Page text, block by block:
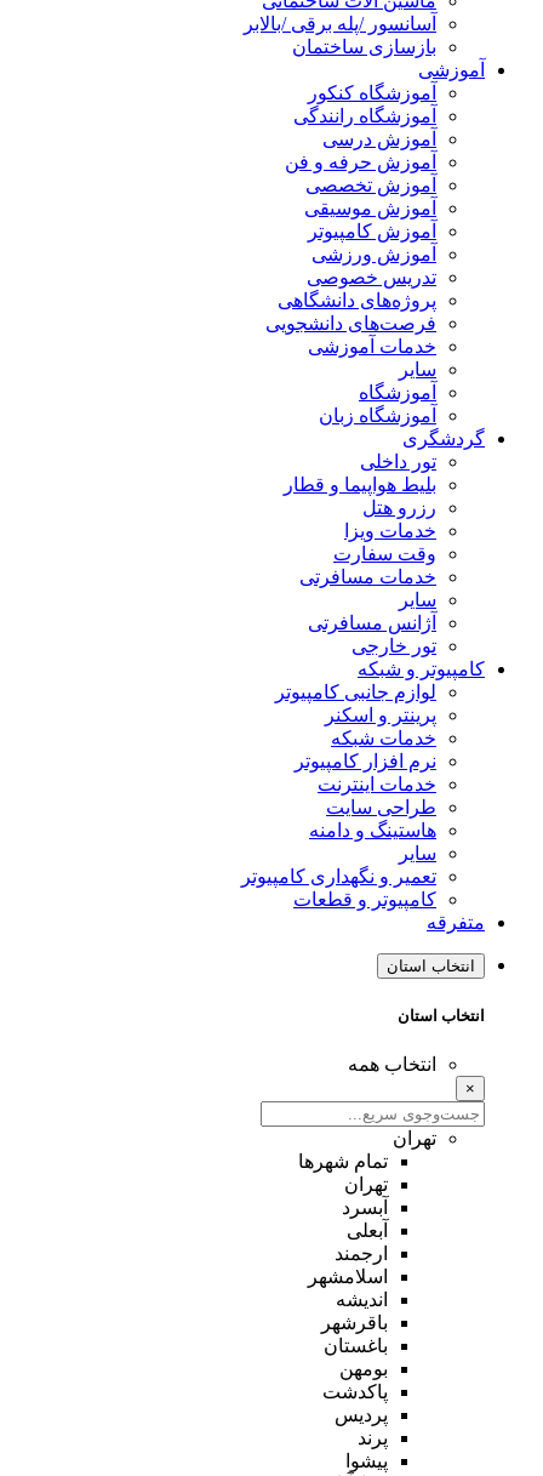
آسانسور /پله برقی /بالابر
بازسازی ساختمان
آموزشی
آموزشگاه کنکور
آموزشگاه رانندگی
آموزش درسی
آموزش حرفه و فن
آموزش تخصصی
آموزش موسیقی
آموزش کامپیوتر
آموزش ورزشی
تدریس خصوصی
پروژه‌های دانشگاهی
فرصت‌های دانشجویی
خدمات آموزشی
سایر
آموزشگاه
آموزشگاه زبان
گردشگری
تور داخلی
بلیط هواپیما و قطار
رزرو هتل
خدمات ویزا
وقت سفارت
خدمات مسافرتی
سایر
آژانس مسافرتی
تور خارجی
کامپیوتر و شبکه
لوازم جانبی کامپیوتر
پرینتر و اسکنر
خدمات شبکه
نرم افزار کامپیوتر
خدمات اینترنت
طراحی سایت
هاستینگ و دامنه
سایر
تعمیر و نگهداری کامپیوتر
کامپیوتر و قطعات
متفرقه
انتخاب استان
انتخاب استان
انتخاب همه
×
تهران
تمام شهر‌ها
تهران
آبسرد
آبعلی
ارجمند
اسلامشهر
اندیشه
باقرشهر
باغستان
بومهن
پاکدشت
پردیس
پرند
پیشوا